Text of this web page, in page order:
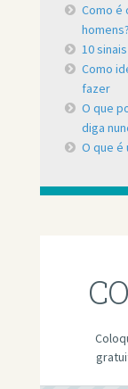
Como é
homens?
10
Como
fazer
O que
diga
O que é